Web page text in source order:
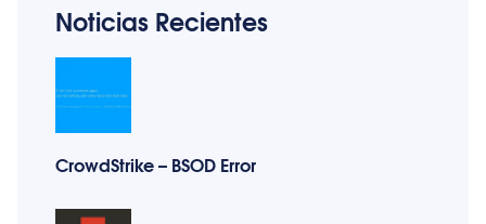
Noticias Recientes
CrowdStrike – BSOD Error